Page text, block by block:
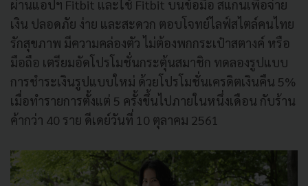
ผ่านแอปฯ Fitbit และใช้ Fitbit บนข้อมือ สแกนเพื่อจ่าย
เงิน ปลอดภัย ง่าย และสะดวก ตอบโจทย์ไลฟ์สไตล์คนไทย
รักสุขภาพ มีความคล่องตัว ไม่ต้องพกกระเป๋าสตางค์ หรือ
มือถือ เตรียมอัดโปรโมชั่นกระตุ้นสมาชิก ทดลองรูปแบบ
การชำระเงินรูปแบบใหม่ ด้วยโปรโมชั่นเครดิตเงินคืน 5%
เมื่อทำรายการตั้งแต่ 5 ครั้งขึ้นไปภายในหนึ่งเดือน กับร้าน
ค้ากว่า 40 ราย ดีเดย์วันที่ 10 ตุลาคม 2561